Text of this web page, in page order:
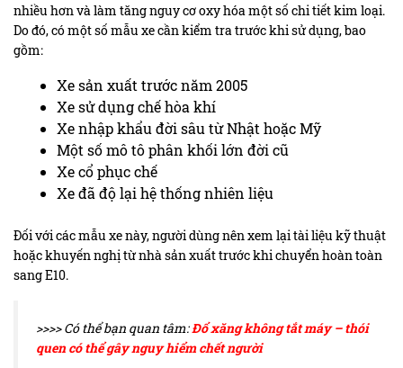
nhiều hơn và làm tăng nguy cơ oxy hóa một số chi tiết kim loại.
Do đó, có một số mẫu xe cần kiểm tra trước khi sử dụng, bao
gồm:
Xe sản xuất trước năm 2005
Xe sử dụng chế hòa khí
Xe nhập khẩu đời sâu từ Nhật hoặc Mỹ
Một số mô tô phân khối lớn đời cũ
Xe cổ phục chế
Xe đã độ lại hệ thống nhiên liệu
Đối với các mẫu xe này, người dùng nên xem lại tài liệu kỹ thuật
hoặc khuyến nghị từ nhà sản xuất trước khi chuyển hoàn toàn
sang E10.
>>>> Có thể bạn quan tâm:Đổ xăng không tắt máy – thói
quen có thể gây nguy hiểm chết người